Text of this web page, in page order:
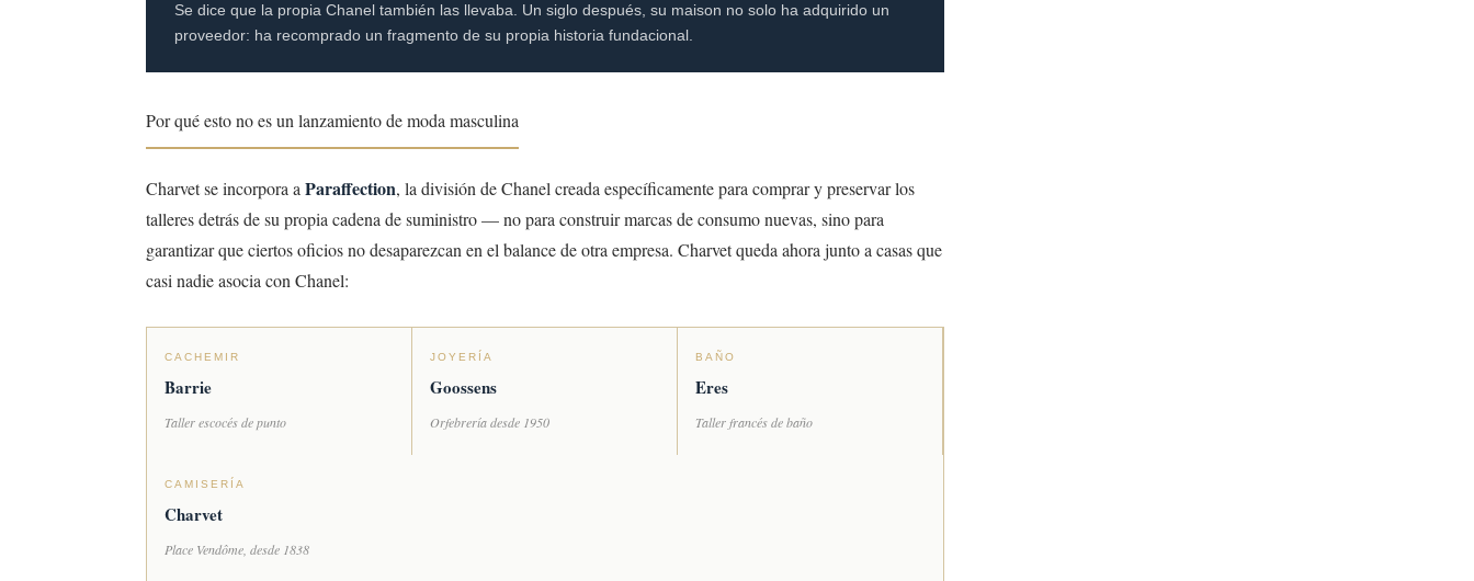
Se dice que la propia Chanel también las llevaba. Un siglo después, su maison no solo ha adquirido un
proveedor: ha recomprado un fragmento de su propia historia fundacional.
Por qué esto no es un lanzamiento de moda masculina
Charvet se incorpora a Paraffection, la división de Chanel creada específicamente para comprar y preservar los
talleres detrás de su propia cadena de suministro — no para construir marcas de consumo nuevas, sino para
garantizar que ciertos oficios no desaparezcan en el balance de otra empresa. Charvet queda ahora junto a casas que
casi nadie asocia con Chanel:
CACHEMIR
Barrie
Taller escocés de punto
JOYERÍA
Goossens
Orfebrería desde 1950
BAÑO
Eres
Taller francés de baño
CAMISERÍA
Charvet
Place Vendôme, desde 1838